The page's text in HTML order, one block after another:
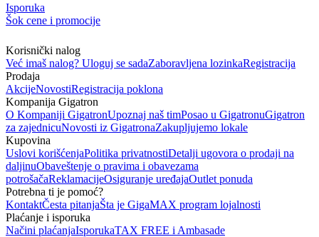
Isporuka
Šok cene i promocije
Korisnički nalog
Već imaš nalog? Uloguj se sadaZaboravljena lozinkaRegistracija
Prodaja
AkcijeNovostiRegistracija poklona
Kompanija Gigatron
O Kompaniji GigatronUpoznaj naš timPosao u GigatronuGigatron
za zajednicuNovosti iz GigatronaZakupljujemo lokale
Kupovina
Uslovi korišćenjaPolitika privatnostiDetalji ugovora o prodaji na
daljinuObaveštenje o pravima i obavezama
potrošačaReklamacijeOsiguranje uređajaOutlet ponuda
Potrebna ti je pomoć?
KontaktČesta pitanjaŠta je GigaMAX program lojalnosti
Plaćanje i isporuka
Načini plaćanjaIsporukaTAX FREE i Ambasade